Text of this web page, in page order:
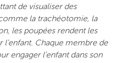
de visualiser des
la trachéotomie, la
les poupées rendent les
l’enfant. Chaque membre de
engager l’enfant dans son